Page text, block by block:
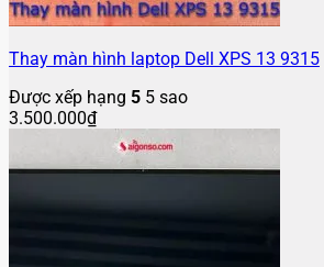
Thay màn hình laptop Dell XPS 13 9315
Được xếp hạng 5 5 sao
3.500.000₫